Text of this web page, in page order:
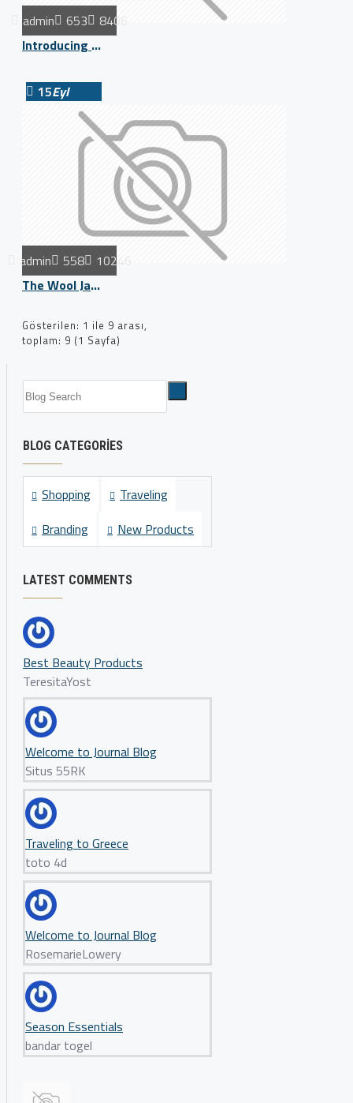
admin 653
8406
Introducing our Summer Dresses
15Eyl
admin 558
10246
The Wool Jackets Are Back
Gösterilen: 1 ile 9 arası,
toplam: 9 (1 Sayfa)
BLOG CATEGORIES
Shopping
Traveling
Branding
New Products
LATEST COMMENTS
Best Beauty Products
TeresitaYost
Welcome to Journal Blog
Situs 55RK
Traveling to Greece
toto 4d
Welcome to Journal Blog
RosemarieLowery
Season Essentials
bandar togel